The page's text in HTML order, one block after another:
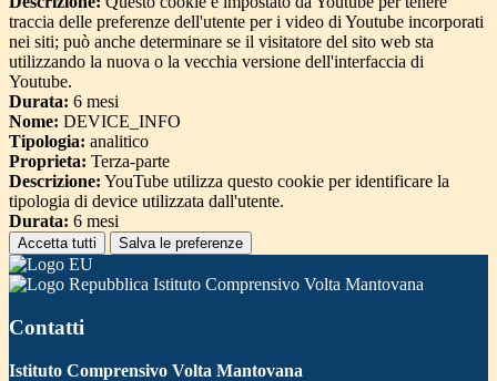
traccia delle preferenze dell'utente per i video di Youtube incorporati
nei siti; può anche determinare se il visitatore del sito web sta
utilizzando la nuova o la vecchia versione dell'interfaccia di
Youtube.
Durata: 6 mesi
Nome: DEVICE_INFO
Tipologia: analitico
Proprieta: Terza-parte
Descrizione: YouTube utilizza questo cookie per identificare la
tipologia di device utilizzata dall'utente.
Durata: 6 mesi
Accetta tutti Salva le preferenze
Istituto Comprensivo Volta Mantovana
Contatti
Istituto Comprensivo Volta Mantovana